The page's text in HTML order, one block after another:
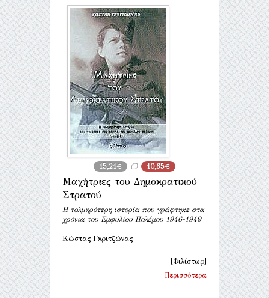
15,21€ 10,65€
Μαχήτριες του Δημοκρατικού
Στρατού
Η τολμηρότερη ιστορία που γράφτηκε στα
χρόνια του Εμφυλίου Πολέμου 1946-1949
Κώστας Γκριτζώνας
[Φιλίστωρ]
Περισσότερα